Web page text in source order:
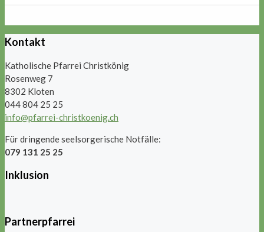
Kontakt
Katholische Pfarrei Christkönig
Rosenweg 7
8302 Kloten
044 804 25 25
info@pfarrei-christkoenig.ch
Für dringende seelsorgerische Notfälle:
079 131 25 25
Inklusion
Partnerpfarrei